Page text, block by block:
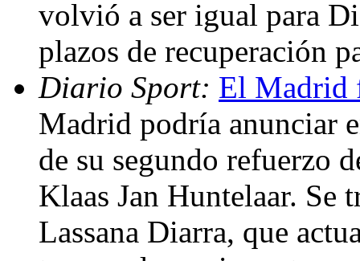
volvió a ser igual para
plazos de recuperación
Diario Sport: El Madrid
Madrid podría anunciar
de su segundo refuerzo
Klaas Jan Huntelaar. Se
Lassana Diarra, que